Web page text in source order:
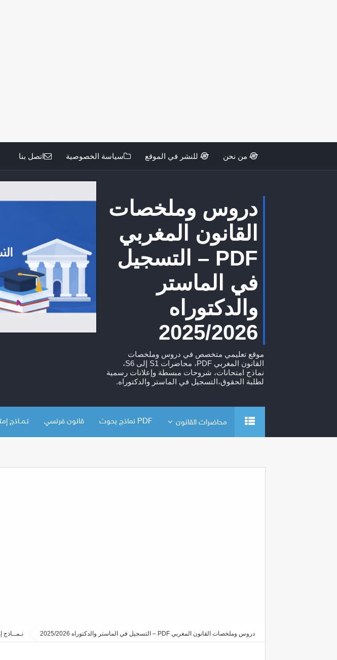
من نحن للنشر في الموقع سياسة الخصوصية اتصل بنا
دروس وملخصات
القانون المغربي
PDF – التسجيل
في الماستر
والدكتوراه
2025/2026
موقع تعليمي متخصص في دروس وملخصات
القانون المغربي PDF، محاضرات S1 إلى S6،
نماذج امتحانات، شروحات مبسطة وإعلانات رسمية
لطلبة الحقوق،التسجيل في الماستر والدكتوراه.
محاضرات القانون PDF نماذج بحوث قانون فرنسي نـمــاذج
دروس وملخصات القانون المغربي PDF – التسجيل في الماستر والدكتوراه 2025/2026 نـمــاذج